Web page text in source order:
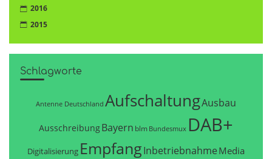
2016
2015
Schlagworte
Antenne Deutschland AufschaltungAusbau
AusschreibungBayern blm Bundesmux DAB+
Digitalisierung EmpfangInbetriebnahme Media